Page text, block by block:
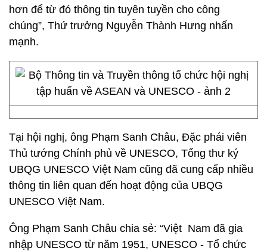
hơn để từ đó thông tin tuyên tuyền cho công
chúng”, Thứ trưởng Nguyễn Thành Hưng nhấn
mạnh.
Tại hội nghị, ông Phạm Sanh Châu, Đặc phái viên
Thủ tướng Chính phủ về UNESCO, Tổng thư ký
UBQG UNESCO Việt Nam cũng đã cung cấp nhiều
thông tin liên quan đến hoạt động của UBQG
UNESCO Việt Nam.
Ông Phạm Sanh Châu chia sẻ: “Việt Nam đã gia
nhập UNESCO từ năm 1951, UNESCO - Tổ chức